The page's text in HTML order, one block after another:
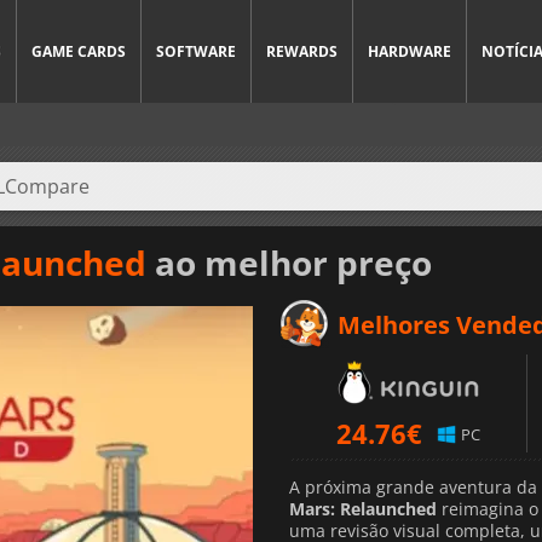
GAME CARDS SOFTWARE REWARDS HARDWARE
ao melhor preço
Melhores
24.76€ PC
A próxima grande aventura
Mars: Relaunched reimagina
uma revisão visual completa,